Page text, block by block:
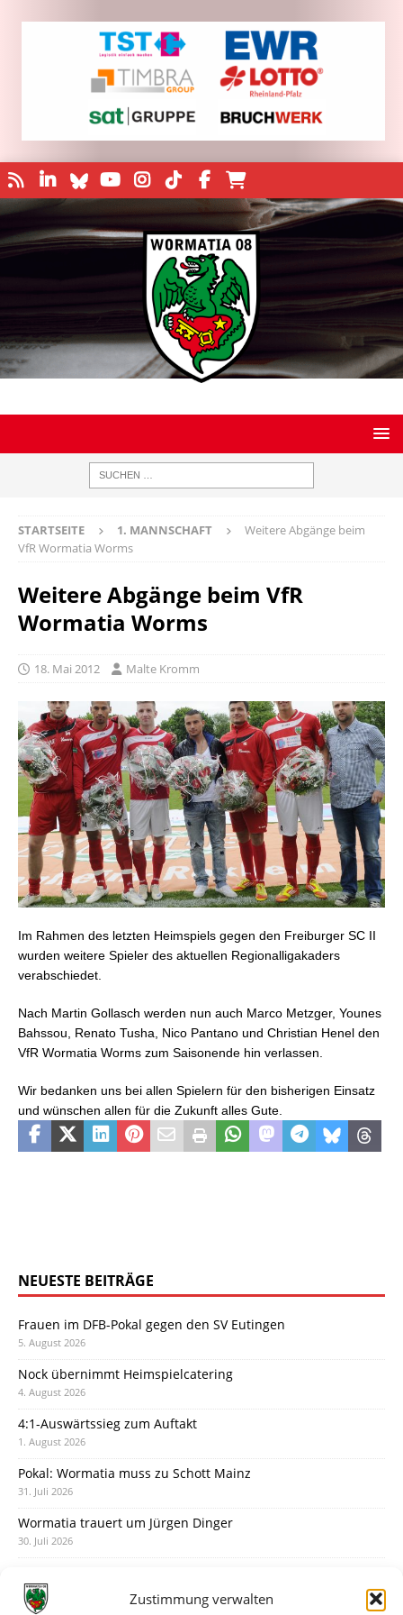
Zustimmung verwalten
STARTSEITE 1. MANNSCHAFT
Weitere Abgänge beim
VfR Wormatia Worms
Weitere Abgänge beim VfR
Wormatia Worms
18. Mai 2012 Malte Kromm
Im Rahmen des letzten Heimspiels gegen den Freiburger SC II
wurden weitere Spieler des aktuellen Regionalligakaders
verabschiedet.
Nach Martin Gollasch werden nun auch Marco Metzger, Younes
Bahssou, Renato Tusha, Nico Pantano und Christian Henel den
VfR Wormatia Worms zum Saisonende hin verlassen.
Wir bedanken uns bei allen Spielern für den bisherigen Einsatz
und wünschen allen für die Zukunft alles Gute.
NEUESTE BEITRÄGE
Frauen im DFB-Pokal gegen den SV Eutingen
5. August 2026
Nock übernimmt Heimspielcatering
4. August 2026
4:1-Auswärtssieg zum Auftakt
1. August 2026
Pokal: Wormatia muss zu Schott Mainz
31. Juli 2026
Wormatia trauert um Jürgen Dinger
30. Juli 2026
28. Juli 2026